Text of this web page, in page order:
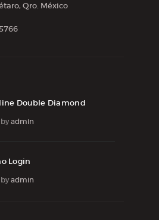
Qro. México
Double Diamond
byadmin
Login
byadmin